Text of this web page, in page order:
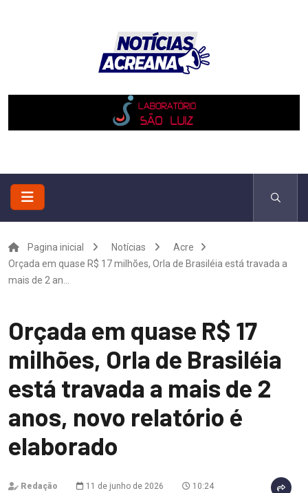
Pagina inicial Notícias
Acre
Orçada em quase R$ 17 milhões, Orla de Brasiléia está travada a
mais de 2 an...
Orçada em quase R$ 17
milhões, Orla de Brasiléia
está travada a mais de 2
anos, novo relatório é
elaborado
Redação 11 de junho de 2026 10:24